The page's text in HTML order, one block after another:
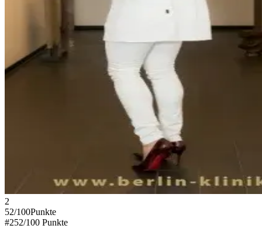
2
52/100Punkte
#252/100 Punkte